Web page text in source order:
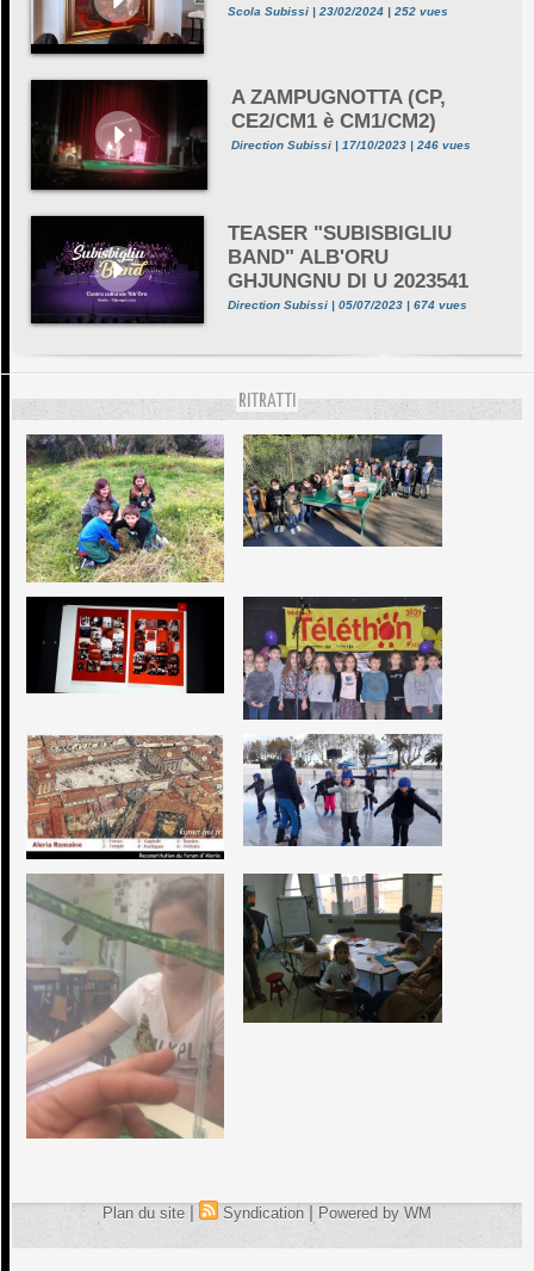
Scola Subissi | 23/02/2024 | 252 vues
A ZAMPUGNOTTA (CP,
CE2/CM1 è CM1/CM2)
Direction Subissi | 17/10/2023 | 246 vues
TEASER "SUBISBIGLIU
BAND" ALB'ORU
GHJUNGNU DI U 2023541
Direction Subissi | 05/07/2023 | 674 vues
RITRATTI
Plan du site | Syndication | Powered by WM